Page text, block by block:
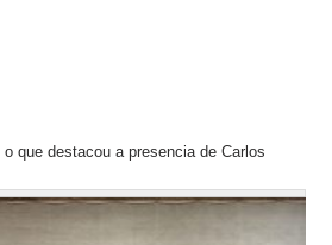
que destacou a presencia de Carlos